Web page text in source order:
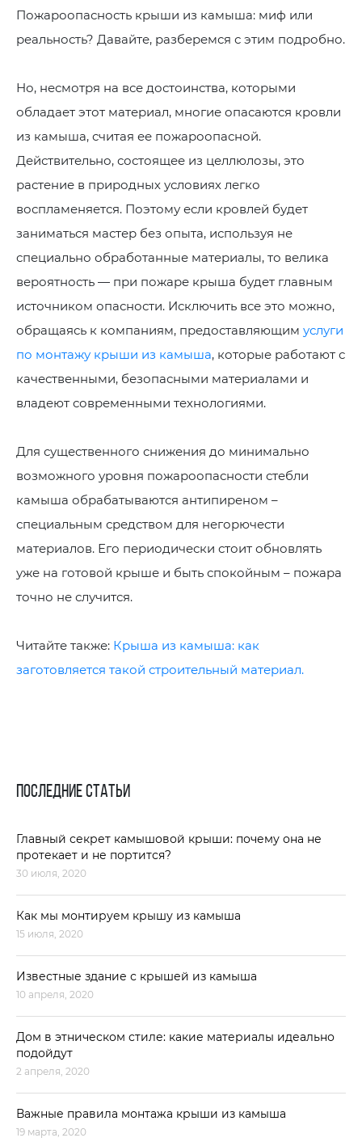
Пожароопасность крыши из камыша: миф или
реальность? Давайте, разберемся с этим подробно.
Но, несмотря на все достоинства, которыми
обладает этот материал, многие опасаются кровли
из камыша, считая ее пожароопасной.
Действительно, состоящее из целлюлозы, это
растение в природных условиях легко
воспламеняется. Поэтому если кровлей будет
заниматься мастер без опыта, используя не
специально обработанные материалы, то велика
вероятность — при пожаре крыша будет главным
источником опасности. Исключить все это можно,
обращаясь к компаниям, предоставляющим услуги
по монтажу крыши из камыша, которые работают с
качественными, безопасными материалами и
владеют современными технологиями.
Для существенного снижения до минимально
возможного уровня пожароопасности стебли
камыша обрабатываются антипиреном –
специальным средством для негорючести
материалов. Его периодически стоит обновлять
уже на готовой крыше и быть спокойным – пожара
точно не случится.
Читайте также: Крыша из камыша: как
заготовляется такой строительный материал.
ПОСЛЕДНИЕ СТАТЬИ
Главный секрет камышовой крыши: почему она не
протекает и не портится?
30 июля, 2020
Как мы монтируем крышу из камыша
15 июля, 2020
Известные здание с крышей из камыша
10 апреля, 2020
Дом в этническом стиле: какие материалы идеально
подойдут
2 апреля, 2020
Важные правила монтажа крыши из камыша
19 марта, 2020